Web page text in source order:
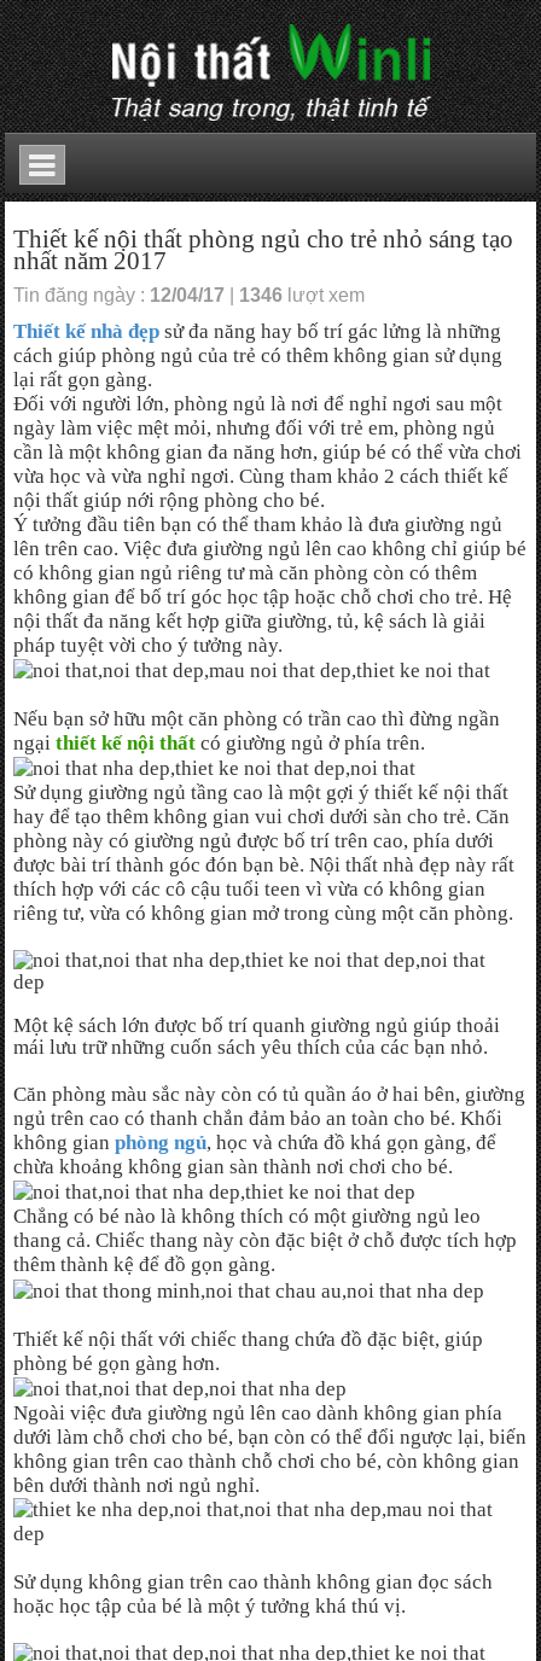
Thiết kế nội thất phòng ngủ cho trẻ nhỏ sáng tạo
nhất năm 2017
Tin đăng ngày : 12/04/17 1346 lượt xem
Thiết kế nhà đẹp sử đa năng hay bố trí gác lửng là những
cách giúp phòng ngủ của trẻ có thêm không gian sử dụng
lại rất gọn gàng.
Đối với người lớn, phòng ngủ là nơi để nghỉ ngơi sau một
ngày làm việc mệt mỏi, nhưng đối với trẻ em, phòng ngủ
cần là một không gian đa năng hơn, giúp bé có thể vừa chơi
vừa học và vừa nghỉ ngơi. Cùng tham khảo 2 cách thiết kế
nội thất giúp nới rộng phòng cho bé.
Ý tưởng đầu tiên bạn có thể tham khảo là đưa giường ngủ
lên trên cao. Việc đưa giường ngủ lên cao không chỉ giúp bé
có không gian ngủ riêng tư mà căn phòng còn có thêm
không gian để bố trí góc học tập hoặc chỗ chơi cho trẻ. Hệ
nội thất đa năng kết hợp giữa giường, tủ, kệ sách là giải
pháp tuyệt vời cho ý tưởng này.
Nếu bạn sở hữu một căn phòng có trần cao thì đừng ngần
ngạithiết kế nội thất có giường ngủ ở phía trên.
Sử dụng giường ngủ tầng cao là một gợi ý thiết kế nội thất
hay để tạo thêm không gian vui chơi dưới sàn cho trẻ. Căn
phòng này có giường ngủ được bố trí trên cao, phía dưới
được bài trí thành góc đón bạn bè. Nội thất nhà đẹp này rất
thích hợp với các cô cậu tuổi teen vì vừa có không gian
riêng tư, vừa có không gian mở trong cùng một căn phòng.
Một kệ sách lớn được bố trí quanh giường ngủ giúp thoải
mái lưu trữ những cuốn sách yêu thích của các bạn nhỏ.
Căn phòng màu sắc này còn có tủ quần áo ở hai bên, giường
ngủ trên cao có thanh chắn đảm bảo an toàn cho bé. Khối
không gianphòng ngủ, học và chứa đồ khá gọn gàng, để
chừa khoảng không gian sàn thành nơi chơi cho bé.
Chẳng có bé nào là không thích có một giường ngủ leo
thang cả. Chiếc thang này còn đặc biệt ở chỗ được tích hợp
thêm thành kệ để đồ gọn gàng.
Thiết kế nội thất với chiếc thang chứa đồ đặc biệt, giúp
phòng bé gọn gàng hơn.
Ngoài việc đưa giường ngủ lên cao dành không gian phía
dưới làm chỗ chơi cho bé, bạn còn có thể đổi ngược lại, biến
không gian trên cao thành chỗ chơi cho bé, còn không gian
bên dưới thành nơi ngủ nghỉ.
Sử dụng không gian trên cao thành không gian đọc sách
hoặc học tập của bé là một ý tưởng khá thú vị.